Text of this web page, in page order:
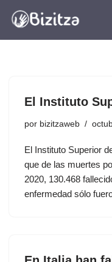
El Instituto
por bizitzaweb
El Instituto Superior
que de las muertes
2020, 130.468
enfermedad sólo